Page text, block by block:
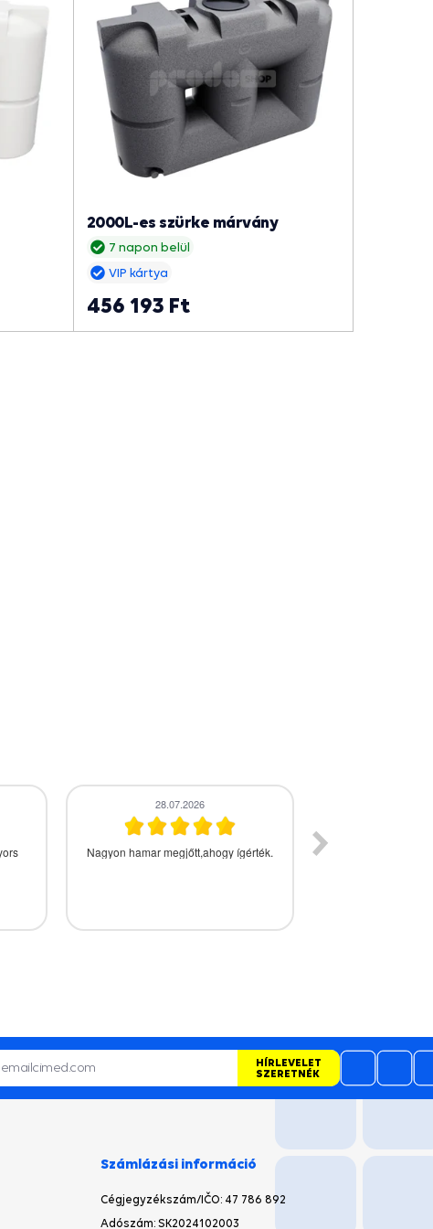
7 napon belül
2000L-es szürke márvány
VIP kártya
456 193 Ft
24.07.2026
Jó kezelhető a webshopp
HÍRLEVELET
SZERETNÉK
Számlázási információ
Cégjegyzékszám/IČO: 47 786 892
Adószám: SK2024102003